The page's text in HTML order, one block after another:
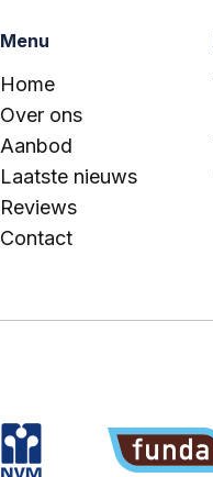
Menu
Home
Over ons
Aanbod
Laatste nieuws
Reviews
Contact